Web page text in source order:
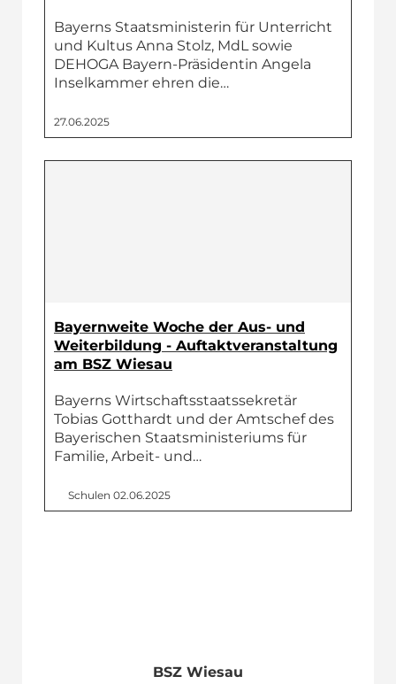
Bayerns Staatsministerin für Unterricht
und Kultus Anna Stolz, MdL sowie
DEHOGA Bayern-Präsidentin Angela
Inselkammer ehren die…
27.06.2025
Bayernweite Woche der Aus- und
Weiterbildung - Auftaktveranstaltung
am BSZ Wiesau
Bayerns Wirtschaftsstaatssekretär
Tobias Gotthardt und der Amtschef des
Bayerischen Staatsministeriums für
Familie, Arbeit- und…
Schulen 02.06.2025
BSZ Wiesau